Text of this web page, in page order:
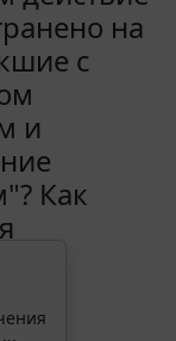
на
с
и
Как